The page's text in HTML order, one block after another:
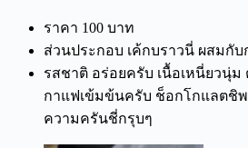
ราคา 100 บาท
ส่วนประกอบ เค้กบราวนี่ ผสมกั
รสชาติ อร่อยครับ เนื้อเหนี่ยวนุ่ม
กาแฟเข้มข้นครับ ช็อกโกแลตชิ
ความครันชี่กรุบๆ